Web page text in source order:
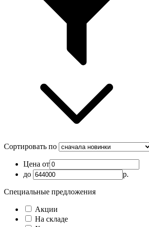
Сортировать по
Цена от
до
р.
Специальные предложения
Акции
На складе